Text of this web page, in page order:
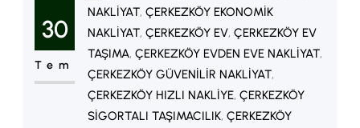
30
Tem
NAKLIYAT, ÇERKEZKÖY EKONOMIK
NAKLIYAT, ÇERKEZKÖY EV, ÇERKEZKÖY EV
TAŞIMA, ÇERKEZKÖY EVDEN EVE NAKLIYAT
ÇERKEZKÖY GÜVENILIR NAKLIYAT
ÇERKEZKÖY HIZLI NAKLIYE, ÇERKEZKÖY
SIGORTALI TAŞIMACILIK, ÇERKEZKÖY